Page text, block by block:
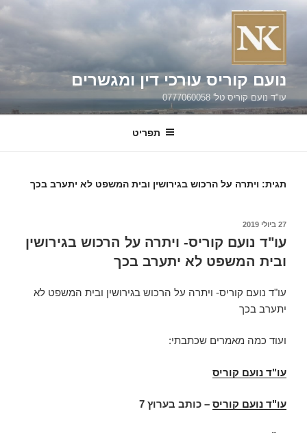
דילוג
נועם קוריס עורכי דין ומגשרים
עו"ד נועם קוריס טל' 0777060058
תפריט
תגית: ויתרה על הרכוש בגירושין ובית המשפט לא יתערב בכך
פורסם
27 ביולי 2019
עו"ד נועם קוריס- ויתרה על הרכוש בגירושין
ובית המשפט לא יתערב בכך
עו"ד נועם קוריס- ויתרה על הרכוש בגירושין ובית המשפט לא
יתערב בכך
ועוד כמה מאמרים שכתבתי:
עו"ד נועם קוריס
עו"ד נועם קוריס – כותב בערוץ 7